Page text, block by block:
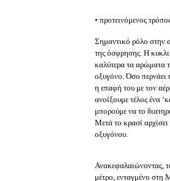
• προτεινόμενος
Σημαντικό ρόλο στην
της όσφρησης. Η
καλύτερα τα αρώματα
οξυγόνο. Όσο περνάει
η επαφή του με τον
ανοίξουμε τέλος ένα
μπορούμε να το
Μετά το κρασί
οξυγόνου.
Ανακεφαλαιώνοντας,
μέτρο, ενταγμένο στη